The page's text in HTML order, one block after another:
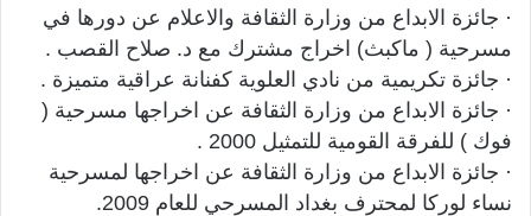
· جائزة الابداع من وزارة الثقافة والاعلام عن دورها في
مسرحية ( ماكبث) اخراج مشترك مع د. صلاح القصب .
· جائزة تكريمية من نادي العلوية كفنانة عراقية متميزة .
· جائزة الابداع من وزارة الثقافة عن اخراجها مسرحية (
فوك ) للفرقة القومية للتمثيل 2000 .
· جائزة الابداع من وزارة الثقافة عن اخراجها لمسرحية
نساء لوركا لمحترف بغداد المسرحي للعام 2009.